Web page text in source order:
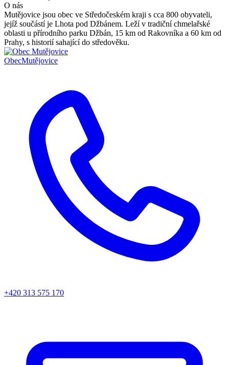
O nás
Mutějovice jsou obec ve Středočeském kraji s cca 800 obyvateli,
jejíž součástí je Lhota pod Džbánem. Leží v tradiční chmelařské
oblasti u přírodního parku Džbán, 15 km od Rakovníka a 60 km od
Prahy, s historií sahající do středověku.
ObecMutějovice
+420 313 575 170